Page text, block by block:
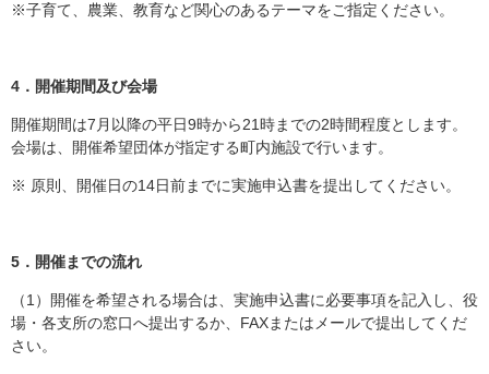
※子育て、農業、教育など関心のあるテーマをご指定ください。
4．開催期間及び会場
開催期間は7月以降の平日9時から21時までの2時間程度とします。
会場は、開催希望団体が指定する町内施設で行います。
※ 原則、開催日の14日前までに実施申込書を提出してください。
5．開催までの流れ
（1）開催を希望される場合は、実施申込書に必要事項を記入し、役
場・各支所の窓口へ提出するか、FAXまたはメールで提出してくだ
さい。